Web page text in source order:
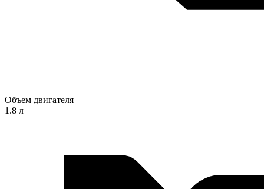
Объем двигателя
1.8 л